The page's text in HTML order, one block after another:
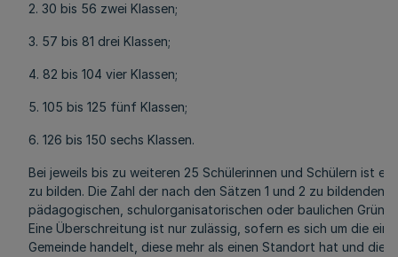
2. 30 bis 56 zwei Klassen;
3. 57 bis 81 drei Klassen;
4. 82 bis 104 vier Klassen;
5. 105 bis 125 fünf Klassen;
6. 126 bis 150 sechs Klassen.
Bei jeweils bis zu weiteren 25 Schülerinnen und Schülern ist
zu bilden. Die Zahl der nach den Sätzen 1 und 2 zu bildenden
pädagogischen, schulorganisatorischen oder baulichen
Eine Überschreitung ist nur zulässig, sofern es sich um die
Gemeinde handelt, diese mehr als einen Standort hat und die